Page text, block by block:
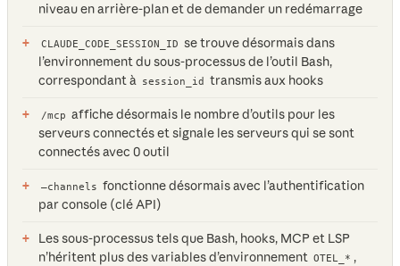
niveau en arrière-plan et de demander un redémarrage
CLAUDE_CODE_SESSION_ID se trouve désormais dans
l’environnement du sous-processus de l’outil Bash,
correspondant à session_id transmis aux hooks
/mcp affiche désormais le nombre d’outils pour les
serveurs connectés et signale les serveurs qui se sont
connectés avec 0 outil
—channels fonctionne désormais avec l’authentification
par console (clé API)
Les sous-processus tels que Bash, hooks, MCP et LSP
n’héritent plus des variables d’environnement OTEL_* ,